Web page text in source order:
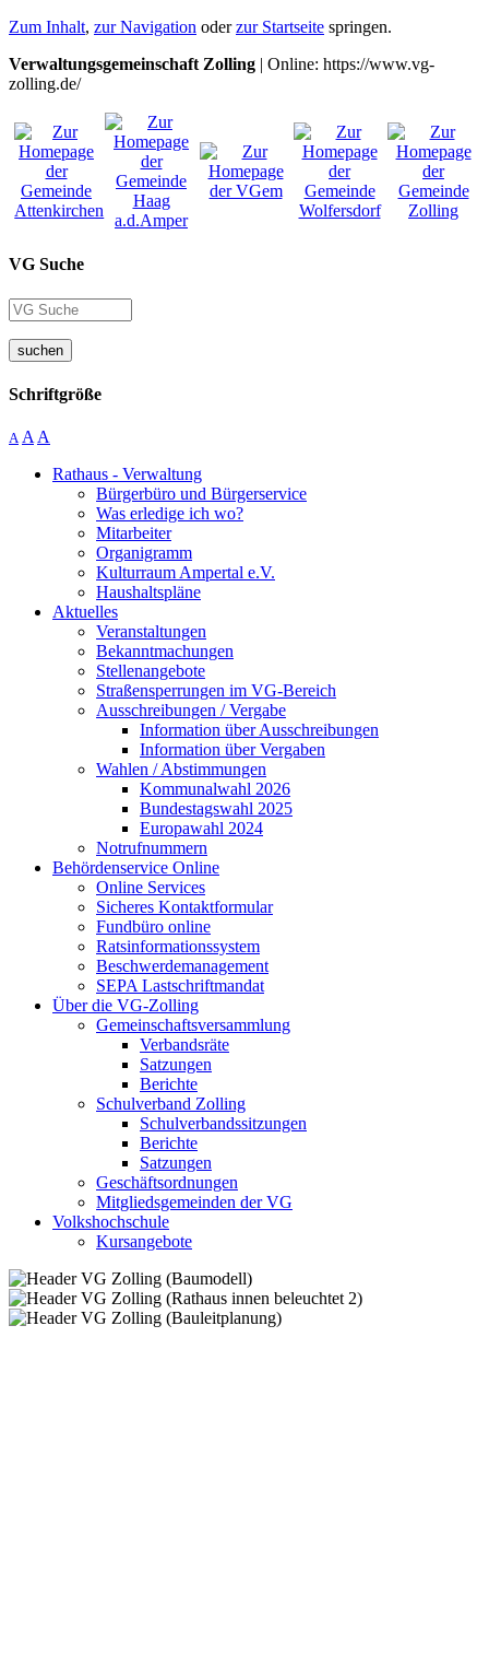
Zum Inhalt, zur Navigation oderzur Startseite springen.
Verwaltungsgemeinschaft Zolling | Online: https://www.vg-
zolling.de/
VG Suche
suchen
Schriftgröße
A A A
Rathaus - Verwaltung
Bürgerbüro und Bürgerservice
Was erledige ich wo?
Mitarbeiter
Organigramm
Kulturraum Ampertal e.V.
Haushaltspläne
Aktuelles
Veranstaltungen
Bekanntmachungen
Stellenangebote
Straßensperrungen im VG-Bereich
Ausschreibungen / Vergabe
Information über Ausschreibungen
Information über Vergaben
Wahlen / Abstimmungen
Kommunalwahl 2026
Bundestagswahl 2025
Europawahl 2024
Notrufnummern
Behördenservice Online
Online Services
Sicheres Kontaktformular
Fundbüro online
Ratsinformationssystem
Beschwerdemanagement
SEPA Lastschriftmandat
Über die VG-Zolling
Gemeinschaftsversammlung
Verbandsräte
Satzungen
Berichte
Schulverband Zolling
Schulverbandssitzungen
Berichte
Satzungen
Geschäftsordnungen
Mitgliedsgemeinden der VG
Volkshochschule
Kursangebote